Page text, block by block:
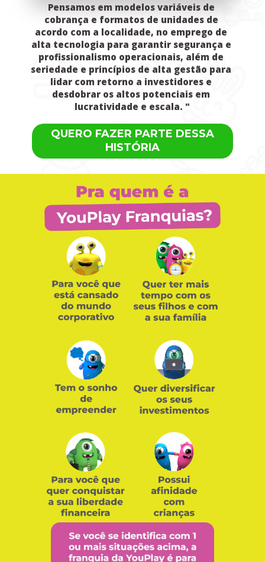
Pensamos em modelos variáveis de
cobrança e formatos de unidades de
acordo com a localidade, no emprego de
alta tecnologia para garantir segurança e
profissionalismo operacionais, além de
seriedade e princípios de alta gestão para
lidar com retorno a investidores e
desdobrar os altos potenciais em
lucratividade e escala. "
QUERO FAZER PARTE DESSA
HISTÓRIA